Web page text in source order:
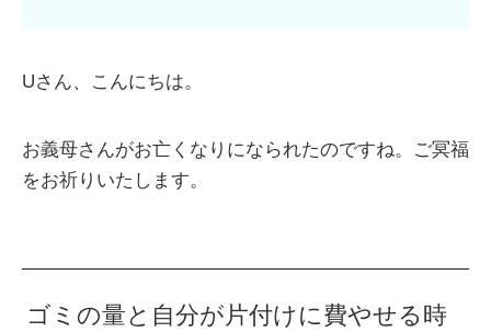
Uさん、こんにちは。
お義母さんがお亡くなりになられたのですね。ご冥福
をお祈りいたします。
ゴミの量と自分が片付けに費やせる時